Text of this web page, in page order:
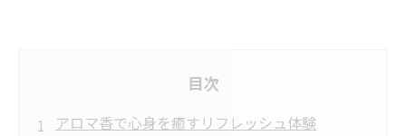
目次
アロマ香で心身を癒すリフレッシュ体験